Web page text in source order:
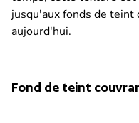
jusqu'aux fonds de teint
aujourd'hui.
Fond de teint